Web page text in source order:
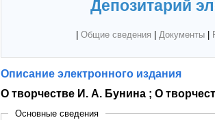
Депозитарий
Общие сведения Документы|
Описание электронного издания
О творчестве И. А. Бунина ; О
Основные сведения